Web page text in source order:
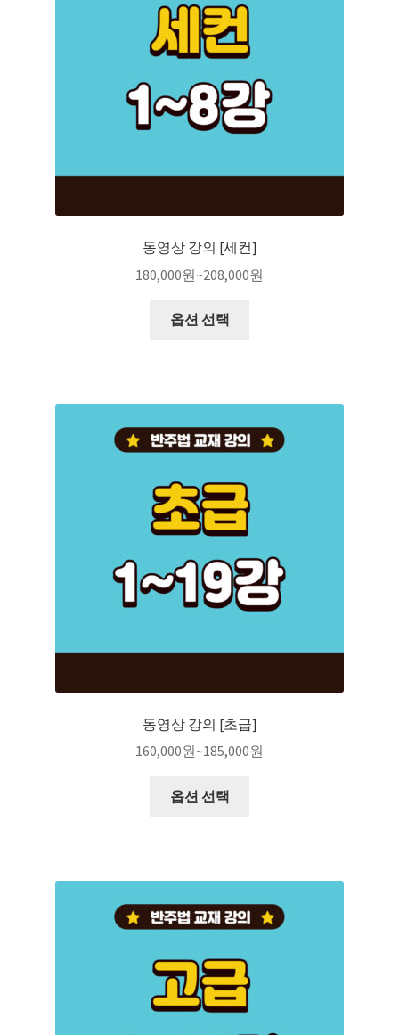
동영상 강의 [세컨]
180,000원~208,000원
옵션 선택
동영상 강의 [초급]
160,000원~185,000원
옵션 선택